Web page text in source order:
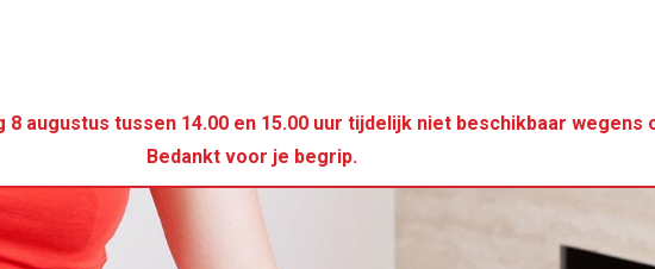
augustus tussen 14.00 en 15.00 uur tijdelijk niet beschikbaar wegens
Bedankt voor je begrip.